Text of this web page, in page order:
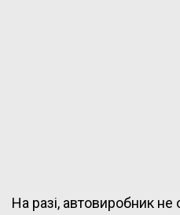
На разі, автовиробник не